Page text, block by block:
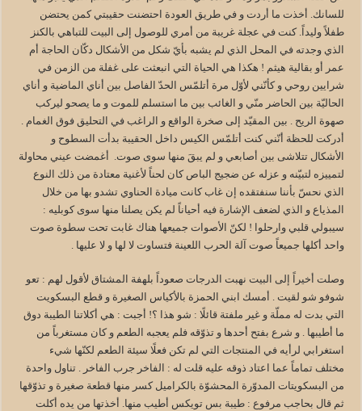
للسانك. أخذت ما أردت و في طريق العودة احتضنت حقيبتي كمن يحتضن
طفلاً وليداً. كنت في عجلة غريبة من أمري للوصول إلى البيت للتباهي بالكنز
الذي وجدته في المحل الذي لم يشبه بأيّ شكل من الأشكال دكّان الحاجة أم
عمر أو بقالية هيثم ! هكذا هي الحياة التي انبعثت على غفلة من الزمن في
شرايين روحي و كأنّني لأوّل مرة أتلمّس الحدّ الفاصل بين أناي الماضية و أناي
الحاليّة بين الحاضر منّي و الغائب بين ما استسلم للموت و ما يصحو ليركب
صهوة الريح . بين المقيّد إلى صخرة الواقع و الراغب في التحليق فوق الغمام .
أدركت للحظة أنّني كنت أتلمّس الكيس داخل الحقيبة بدأت السطوح و
الأشكال تتلاشى بين أصابعي و لم يبقَ منها سوى صوت. ‎ أغمضت عيني محاولة
لتمييزه لتبيّنه و عزله عن ضجيج الباص كان لحناً لأغنية معتادة من ذلك النوع
الذي نحسّ بأننا سنفتقده إن غاب كانت ميادة الحناوي تشدو بها من خلال
المذياع و الذي لضعف الإشارة فيه أحياناً لم يكن يصلنا منها سوى كوبليه :
سيبولي قلبي وارحلوا ! ‎لكنّ الأصوات جميعها هناك غابت تحت سطوة صوت
واحد أكلها جميعاً صوت آلة الحرب اللعينة فتساوت لا لها و لا عليها .
وصلت أخيراً إلى البيت نهبت الدرجات صعوداً بلهفة المشتاق لأقول لهم : تعو
شوفو شو لقيت . أمسك ابني الحمزة بالأكياس الصغيرة و قطع البسكويت
التي بدت له مملّة و غير ملفتة قائلًا : شو هذا ؟! أجبت : هي أكلاتنا الطيبة دوق
ما أطيبها . و شرع بفتح أحدها و تذوّقه فلم يعجبه الطعم و كان مستغرباً من
استغرابي لرأيه في المنتجات التي لم تكن فعلًا سيئة الطعم لكنّها شيء
مختلف تماماً عما اعتاد ذوقه عليه قلت له : الفاخر جرب الفاخر . تناول واحدة
من البسكويتات المدوّرة المحشوّة بالكراميل كسر منها قطعة صغيرة و تذوّقها
ثم قال بحاجب مرفوع : طيبة بس تويكس أطيب منها. ‎أخذتها من يده أكلت